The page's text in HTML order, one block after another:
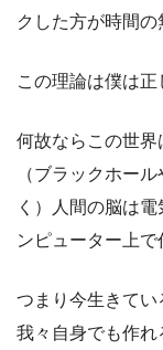
クした方が時間の
この理論は僕は正
何故ならこの世界
（ブラックホー
く）人間の脳は
ンピューター上で
つまり今生きてい
我々自身でも作れ